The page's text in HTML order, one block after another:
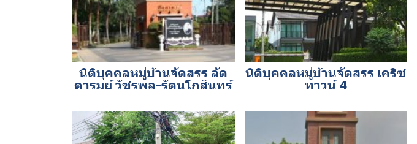
นิติบุคคลหมู่บ้านจัดสรร ลัด
ดารมย์ วัชรพล-รัตนโกสินทร์
นิติบุคคลหมู่บ้านจัดสรร เคริซ
ทาวน์ 4